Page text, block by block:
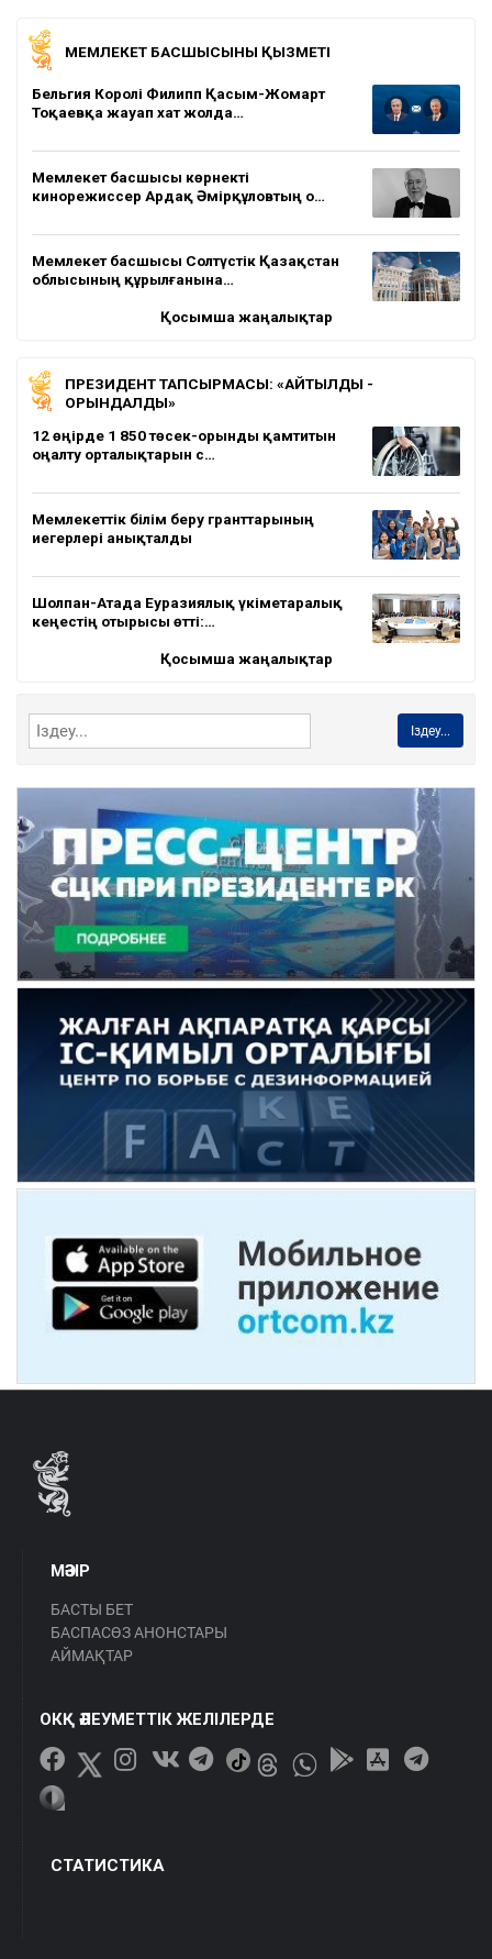
МЕМЛЕКЕТ БАСШЫСЫНЫҢ ҚЫЗМЕТІ
Бельгия Королі Филипп Қасым-Жомарт
Тоқаевқа жауап хат жолда…
Мемлекет басшысы көрнекті
кинорежиссер Ардақ Әмірқұловтың о…
Мемлекет басшысы Солтүстік Қазақстан
облысының құрылғанына…
Қосымша жаңалықтар
ПРЕЗИДЕНТ ТАПСЫРМАСЫ: «АЙТЫЛДЫ -
ОРЫНДАЛДЫ»
12 өңірде 1 850 төсек-орынды қамтитын
оңалту орталықтарын с…
Мемлекеттік білім беру гранттарының
иегерлері анықталды
Шолпан-Атада Еуразиялық үкіметаралық
кеңестің отырысы өтті:…
Қосымша жаңалықтар
Іздеу...
МӘЗІР
БАСТЫ БЕТ
БАСПАСӨЗ АНОНСТАРЫ
АЙМАҚТАР
ОКҚ ӘЛЕУМЕТТІК ЖЕЛІЛЕРДЕ
СТАТИСТИКА